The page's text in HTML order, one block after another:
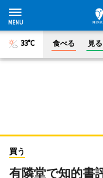
33°C 食べる 見
買う
有隣堂で知的書